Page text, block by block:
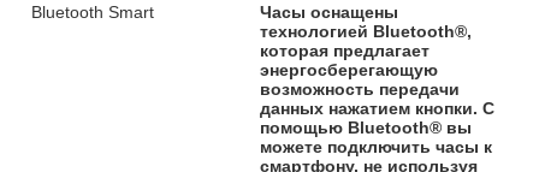
Bluetooth Smart
Часы оснащены
технологией Bluetooth®,
которая предлагает
энергосберегающую
возможность передачи
данных нажатием кнопки. С
помощью Bluetooth® вы
можете подключить часы к
смартфону, не используя